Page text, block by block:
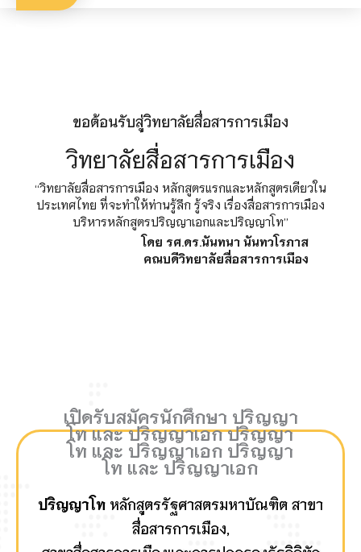
ขอต้อนรับสู่วิทยาลัยสื่อสารการเมือง
วิทยาลัยสื่อสารการเมือง
“วิทยาลัยสื่อสารการเมือง หลักสูตรแรกและหลักสูตรเดียวใน
ประเทศไทย ที่จะทำให้ท่านรู้ลึก รู้จริง เรื่องสื่อสารการเมือง
บริหารหลักสูตรปริญญาเอกและปริญญาโท”
โดย รศ.ดร.นันทนา นันทวโรภาส
คณบดีวิทยาลัยสื่อสารการเมือง
เปิดรับสมัครนักศึกษา ปริญญา
โท และ ปริญญาเอกปริญญา
โท และ ปริญญาเอก ปริญญา
โท และ ปริญญาเอก
ปริญญาโท หลักสูตรรัฐศาสตรมหาบัณฑิต สาขา
สื่อสารการเมือง,